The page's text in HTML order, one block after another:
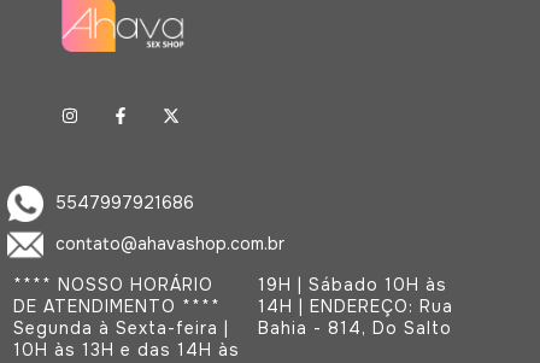
5547997921686
contato@ahavashop.com.br
**** NOSSO HORÁRIO
DE ATENDIMENTO ****
Segunda à Sexta-feira |
10H às 13H e das 14H às
19H | Sábado 10H às
14H | ENDEREÇO: Rua
Bahia - 814, Do Salto